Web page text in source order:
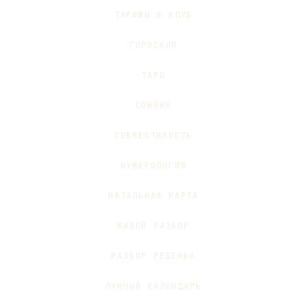
ТАРИФЫ И КЛУБ
ГОРОСКОП
ТАРО
СОННИК
СОВМЕСТИМОСТЬ
НУМЕРОЛОГИЯ
НАТАЛЬНАЯ КАРТА
ЖИВОЙ РАЗБОР
РАЗБОР РЕБЁНКА
ЛУННЫЙ КАЛЕНДАРЬ